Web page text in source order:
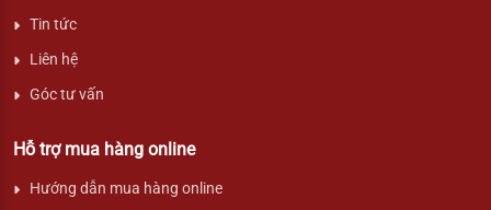
Tin tức
Liên hệ
Góc tư vấn
Hỗ trợ mua hàng online
Hướng dẫn mua hàng online